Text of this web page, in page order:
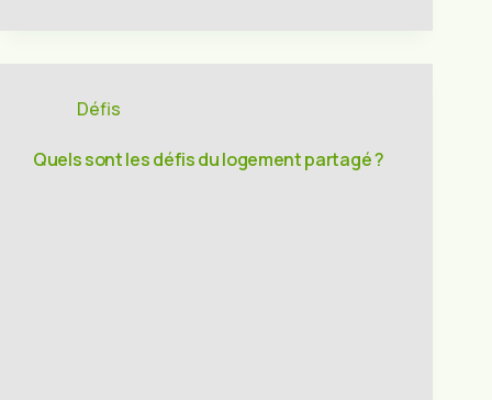
Défis
Quels sont les défis du logement partagé ?